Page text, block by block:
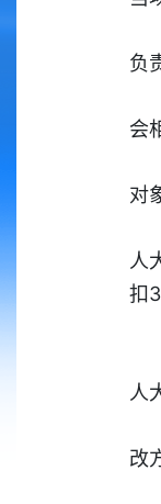
负
会
对
人
扣
人
改